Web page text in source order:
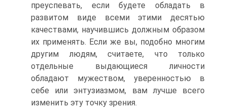
преуспевать, если будете обладать в
развитом виде всеми этими десятью
качествами, научившись должным образом
их применять. Если же вы, подобно многим
другим людям, считаете, что только
отдельные выдающиеся личности
обладают мужеством, уверенностью в
себе или энтузиазмом, вам лучше всего
изменить эту точку зрения.